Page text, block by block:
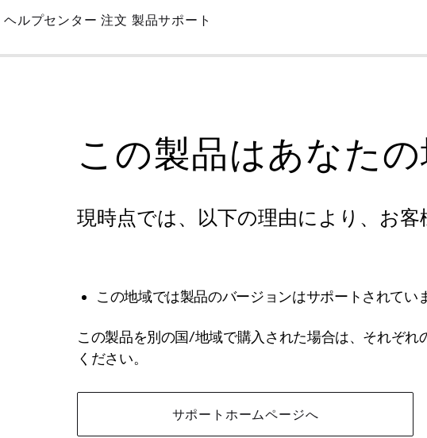
Skip
Main
ヘルプセンター 注文 製品サポート
この製品はあなた
現時点では、以下の理由により、お
この地域では製品のバージョンはサポートされてい
この製品を別の国/地域で購入された場合は、それぞ
ください。
サポートホームページへ